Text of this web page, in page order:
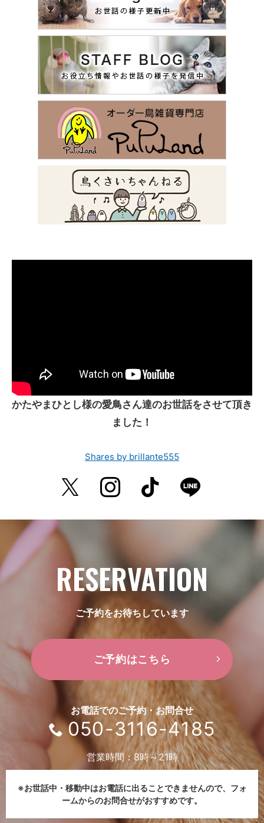
かたやまひとし様の愛鳥さん達のお世話をさせて頂き
ました！
Shares by brillante555
TwitterInstagram
TikTok
RESERVATION
ご予約をお待ちしています
ご予約はこちら
お電話でのご予約・お問合せ
050-3116-4185
営業時間：8時～21時
※お世話中・移動中はお電話に出ることできませんので、 フォ
ームからのお問合せがおすすめです。